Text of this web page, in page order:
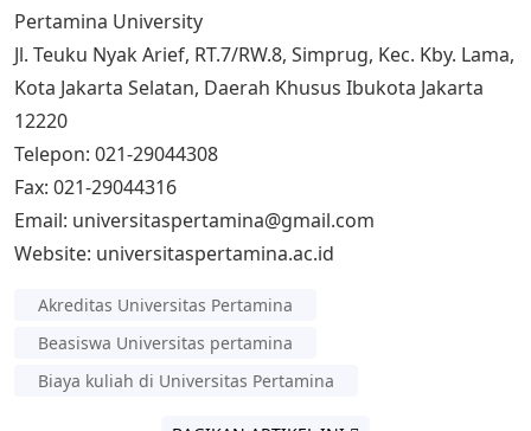
Pertamina University
Jl. Teuku Nyak Arief, RT.7/RW.8, Simprug, Kec. Kby. Lama,
Kota Jakarta Selatan, Daerah Khusus Ibukota Jakarta
12220
Telepon: 021-29044308
Fax: 021-29044316
Email: universitaspertamina@gmail.com
Website: universitaspertamina.ac.id
Akreditas Universitas Pertamina
Beasiswa Universitas pertamina
Biaya kuliah di Universitas Pertamina